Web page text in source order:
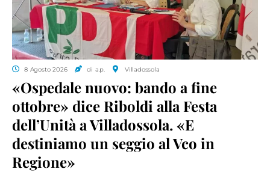
8 Agosto 2026 di a.p. Villadossola
«Ospedale nuovo: bando a fine
ottobre» dice Riboldi alla Festa
dell’Unità a Villadossola. «E
destiniamo un seggio al Vco in
Regione»